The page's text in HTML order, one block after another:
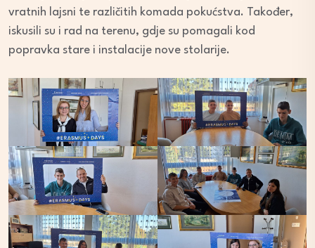
vratnih lajsni te različitih komada pokućstva. Također,
iskusili su i rad na terenu, gdje su pomagali kod
popravka stare i instalacije nove stolarije.